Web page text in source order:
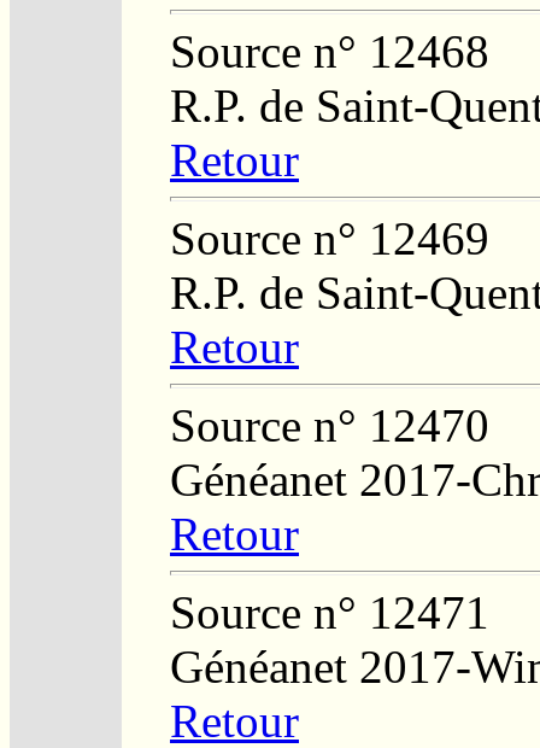
Source n° 12468
R.P. de Saint-
Retour
Source n° 12469
R.P. de Saint-
Retour
Source n° 12470
Généanet 2017-
Retour
Source n° 12471
Généanet 2017-
Retour